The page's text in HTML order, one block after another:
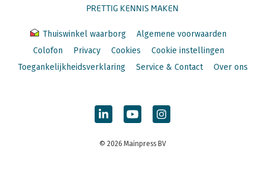
PRETTIG KENNIS MAKEN
Thuiswinkel waarborg
Algemene voorwaarden
Colofon
Privacy Cookies
Cookie instellingen
Toegankelijkheidsverklaring
Service & Contact Over ons
© 2026 Mainpress BV